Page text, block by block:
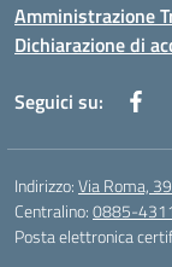
Amministrazione
Dichiarazione di
Seguici su:
Indirizzo:Via Roma,
Centralino:0885-
Posta elettronica